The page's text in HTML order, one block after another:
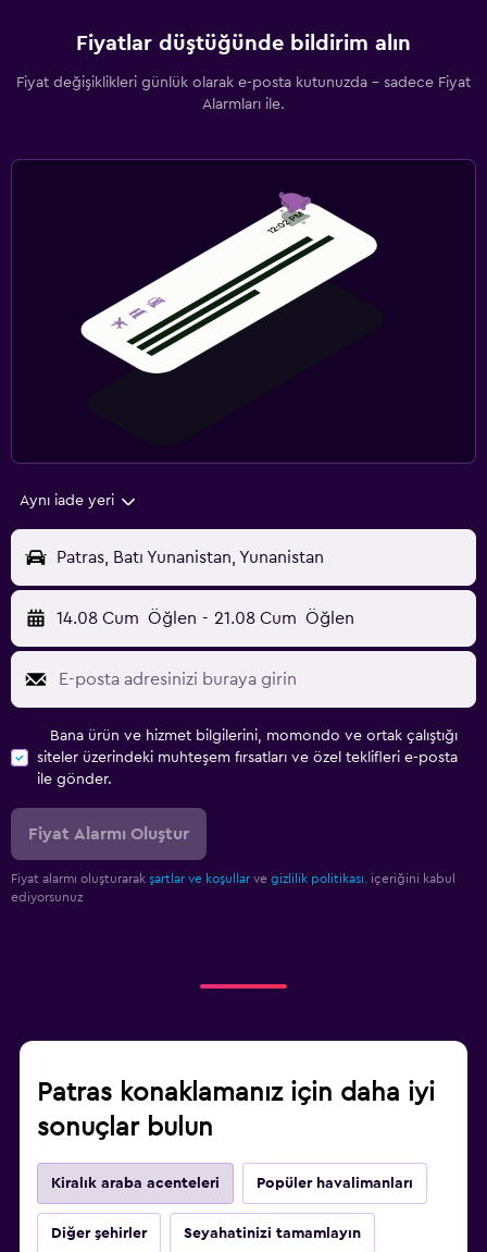
Fiyatlar düştüğünde bildirim alın
Fiyat değişiklikleri günlük olarak e-posta kutunuzda - sadece Fiyat
Alarmları ile.
Aynı iade yeri
Patras, Batı Yunanistan, Yunanistan
14.08 Cum Öğlen - 21.08 Cum Öğlen
Bana ürün ve hizmet bilgilerini, momondo ve ortak çalıştığı
siteler üzerindeki muhteşem fırsatları ve özel teklifleri e-posta
ile gönder.
Fiyat Alarmı Oluştur
Fiyat alarmı oluşturarak şartlar ve koşullar ve gizlilik politikası. içeriğini kabul
ediyorsunuz
Patras konaklamanız için daha iyi
sonuçlar bulun
Kiralık araba acenteleri Popüler havalimanları
Diğer şehirler Seyahatinizi tamamlayın